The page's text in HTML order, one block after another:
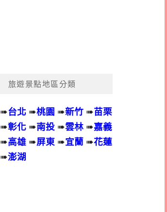
旅遊景點地區分類
➠台北 ➠桃園 ➠新竹 ➠苗栗
➠彰化 ➠南投 ➠雲林 ➠嘉義
➠高雄 ➠屏東 ➠宜蘭 ➠花蓮
➠澎湖